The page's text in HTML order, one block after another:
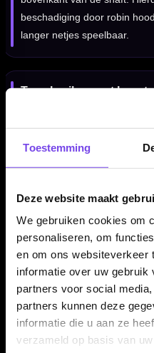
Toestemming
Deze website maakt
We gebruiken cookies om
personaliseren, om
en om ons websiteverkeer
informatie over uw gebruik
partners voor social
partners kunnen deze
informatie die u aan ze
verzameld op basis van
beschadiging door robin
langer netjes speelbaar.
Te gebruiken met
De L-Style Fantom EZ L1
shafts aanbevolen, maar ze
standaard kunststof shafts.
Verpakt per set van 3
De L-Style Fantom EZ L1
set van drie stuks. Daarmee
één complete set dartpijlen.
als transparante upgrade